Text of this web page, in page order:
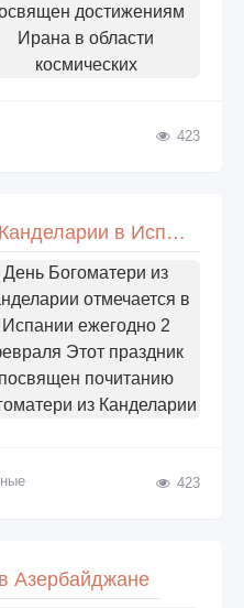
достижениям
Ирана в области
космических
423
День Богоматери из Канделарии в Испании
День Богоматери из
отмечается в
Испании ежегодно 2
Этот праздник
посвящен почитанию
из Канделарии
423
Азербайджане